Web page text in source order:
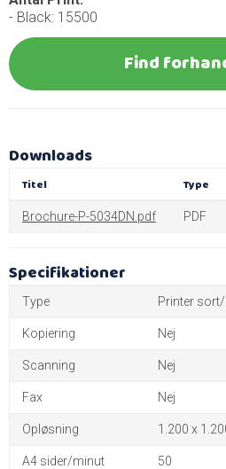
- Black: 15500
Find
Downloads
Titel Type
Brochure-P-5034DN.pdf PDF
Specifikationer
Type Printer
Kopiering Nej
Scanning Nej
Fax Nej
Opløsning 1.200 x
A4 sider/minut
50